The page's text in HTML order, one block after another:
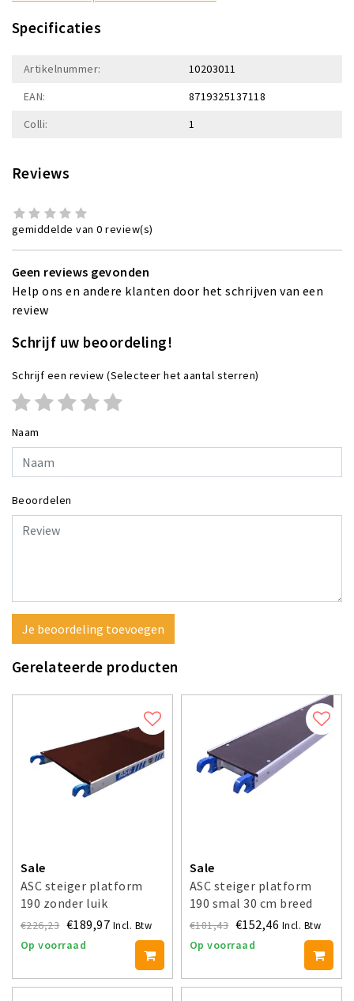
Specificaties
Artikelnummer:
10203011
EAN:
8719325137118
Colli:
1
Reviews
gemiddelde van 0 review(s)
Geen reviews gevonden
Help ons en andere klanten door het schrijven van een
review
Schrijf uw beoordeling!
Schrijf een review (Selecteer het aantal sterren)
Naam
Beoordelen
Je beoordeling toevoegen
Gerelateerde producten
Sale
ASC steiger platform
190 zonder luik
€226,23 €189,97 Incl. Btw
Op voorraad
Sale
ASC steiger platform
190 smal 30 cm breed
€181,43 €152,46 Incl. Btw
Op voorraad